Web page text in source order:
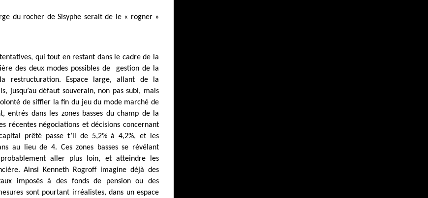
du rocher de Sisyphe serait de le « rogner »
qui tout en restant dans le cadre de la
des deux modes possibles de
gestion de la
restructuration. Espace large, allant de la
jusqu’au défaut souverain, non pas subi, mais
de siffler la fin du jeu du mode marché de
entrés dans les zones basses du champ de la
récentes négociations et décisions concernant
prêté passe t’il de 5,2% à 4,2%, et les
au lieu de 4. Ces zones basses se révélant
aller plus loin, et atteindre les
Ainsi Kenneth Rogroff imagine déjà des
imposés à des fonds de pension ou des
sont pourtant irréalistes, dans un espace